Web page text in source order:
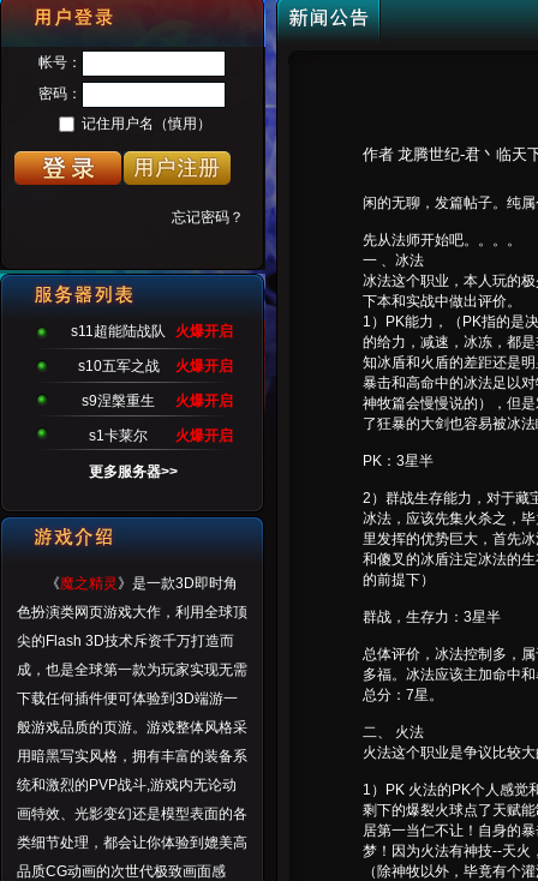
作者 龙腾世纪-君丶临天
闲的无聊，发篇帖子。纯
先从法师开始吧。。。。
一 、冰法
冰法这个职业，本人玩的
下本和实战中做出评价。
1）PK能力，（PK指的是
的给力，减速，冰冻，都
知冰盾和火盾的差距还是
暴击和高命中的冰法足以
神牧篇会慢慢说的），但
了狂暴的大剑也容易被冰
PK：3星半
2）群战生存能力，对于藏
冰法，应该先集火杀之，
里发挥的优势巨大，首先
和傻叉的冰盾注定冰法的
的前提下）
群战，生存力：3星半
总体评价，冰法控制多，
多福。冰法应该主加命中
总分：7星。
二、 火法
火法这个职业是争议比较
1）PK 火法的PK个人感觉
剩下的爆裂火球点了天赋
居第一当仁不让！自身的
梦！因为火法有神技--天火
（除神牧以外，毕竟有个
火爆开启
s11超能陆战队
火爆开启
s10五军之战
火爆开启
s9涅槃重生
火爆开启
s1卡莱尔
更多服务器>>
《魔之精灵 》是一款3D即时角
色扮演类网页游戏大作，利用全球顶
尖的Flash 3D技术斥资千万打造而
成，也是全球第一款为玩家实现无需
下载任何插件便可体验到3D端游一
般游戏品质的页游。游戏整体风格采
用暗黑写实风格，拥有丰富的装备系
统和激烈的PVP战斗,游戏内无论动
画特效、光影变幻还是模型表面的各
类细节处理，都会让你体验到媲美高
品质CG动画的次世代极致画面感